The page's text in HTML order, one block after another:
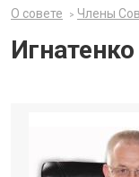
О совете Члены